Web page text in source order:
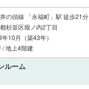
の頭線 「永福町」駅 徒歩21分
杉並区堀ノ内2丁目
10月（築43年）
/ 地上4階建
ルーム